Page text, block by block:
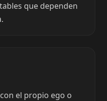
que dependen
el propio ego o